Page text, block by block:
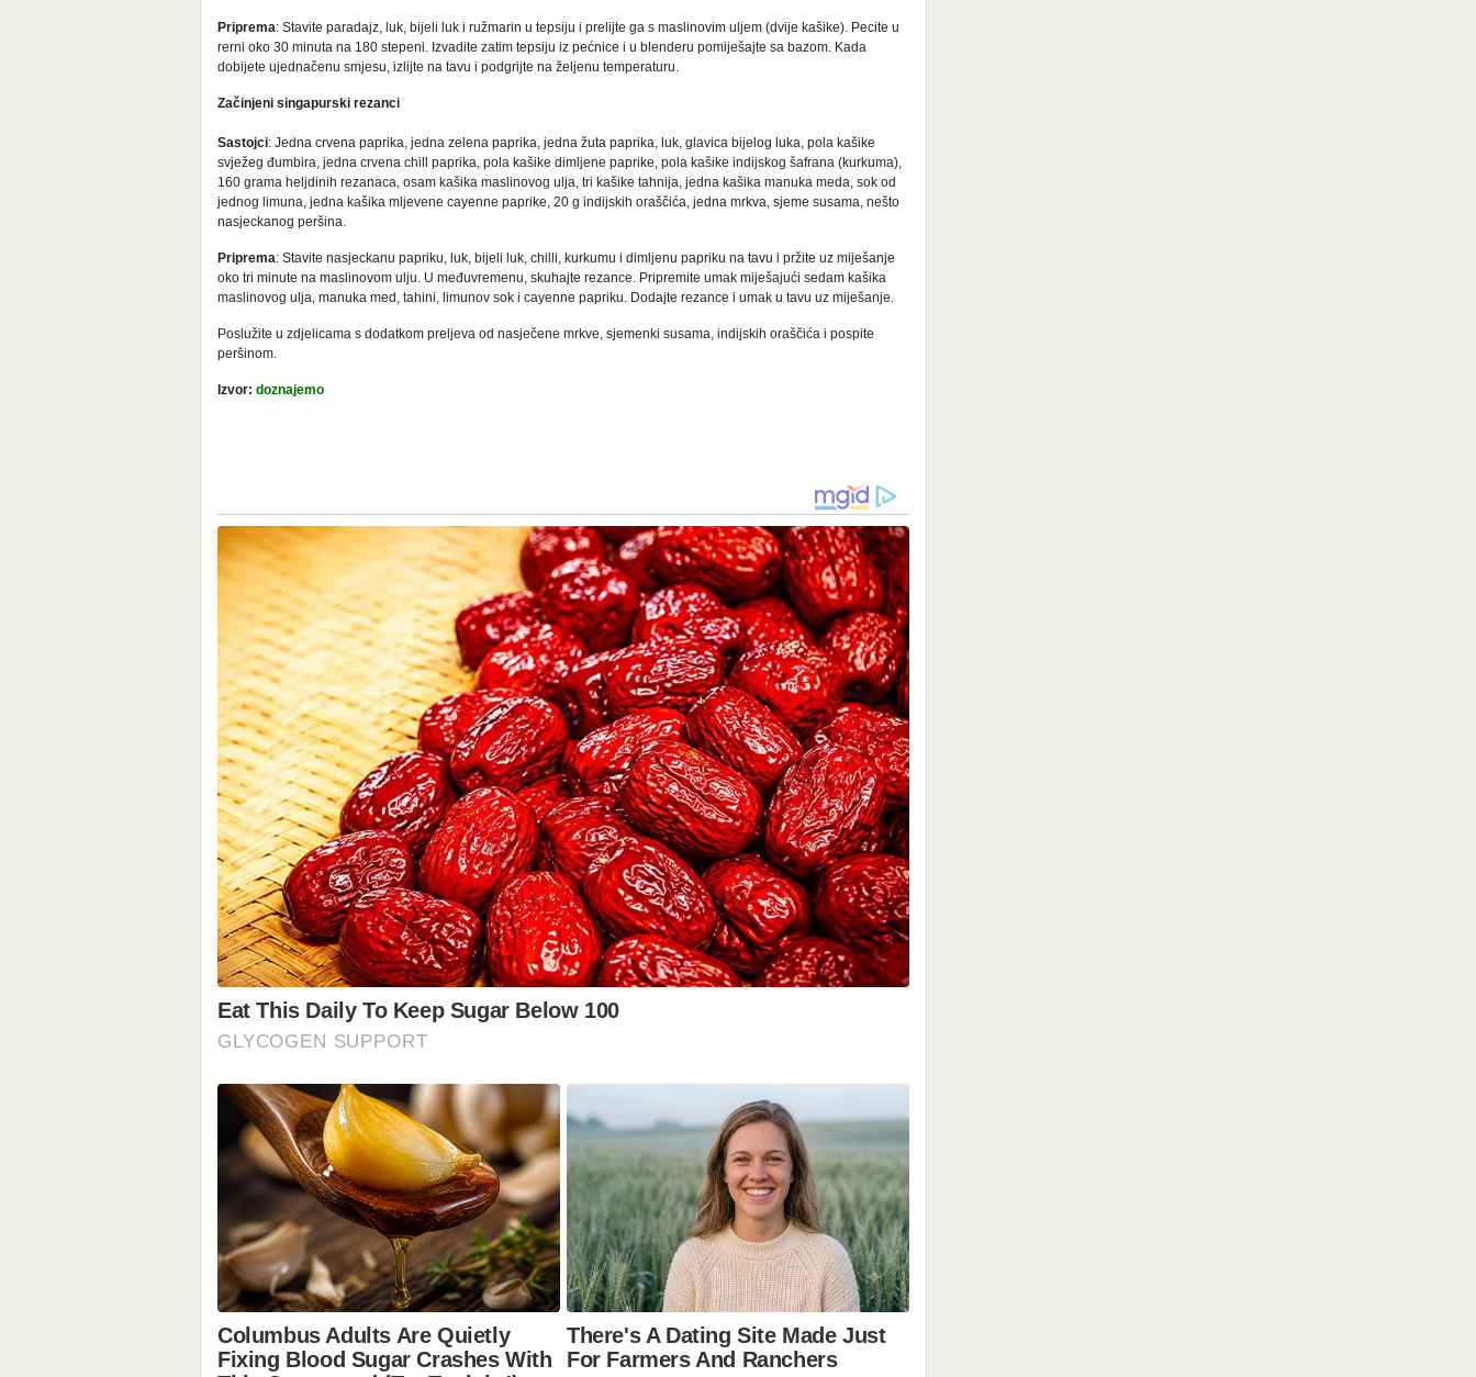
Priprema: Stavite paradajz, luk, bijeli luk i ružmarin u tepsiju i prelijte ga s maslinovim uljem (dvije kašike). Pecite u
rerni oko 30 minuta na 180 stepeni. Izvadite zatim tepsiju iz pećnice i u blenderu pomiješajte sa bazom. Kada
dobijete ujednačenu smjesu, izlijte na tavu i podgrijte na željenu temperaturu.
Začinjeni singapurski rezanci
Sastojci: Jedna crvena paprika, jedna zelena paprika, jedna žuta paprika, luk, glavica bijelog luka, pola kašike
svježeg đumbira, jedna crvena chill paprika, pola kašike dimljene paprike, pola kašike indijskog šafrana (kurkuma),
160 grama heljdinih rezanaca, osam kašika maslinovog ulja, tri kašike tahnija, jedna kašika manuka meda, sok od
jednog limuna, jedna kašika mljevene cayenne paprike, 20 g indijskih oraščića, jedna mrkva, sjeme susama, nešto
nasjeckanog peršina.
Priprema: Stavite nasjeckanu papriku, luk, bijeli luk, chilli, kurkumu i dimljenu papriku na tavu i pržite uz miješanje
oko tri minute na maslinovom ulju. U međuvremenu, skuhajte rezance. Pripremite umak miješajući sedam kašika
maslinovog ulja, manuka med, tahini, limunov sok i cayenne papriku. Dodajte rezance i umak u tavu uz miješanje.
Poslužite u zdjelicama s dodatkom preljeva od nasječene mrkve, sjemenki susama, indijskih oraščića i pospite
peršinom.
Izvor: doznajemo